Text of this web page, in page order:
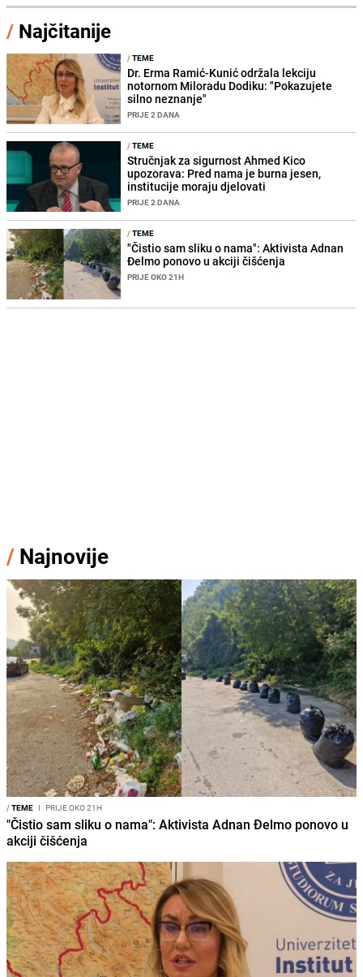
/ Najčitanije
/TEME
Dr. Erma Ramić-Kunić održala lekciju
notornom Miloradu Dodiku: "Pokazujete
silno neznanje"
PRIJE 2 DANA
/TEME
Stručnjak za sigurnost Ahmed Kico
upozorava: Pred nama je burna jesen,
institucije moraju djelovati
PRIJE 2 DANA
/TEME
"Čistio sam sliku o nama": Aktivista Adnan
Đelmo ponovo u akciji čišćenja
PRIJE OKO 21H
/ Najnovije
/TEME I PRIJE OKO 21H
"Čistio sam sliku o nama": Aktivista Adnan Đelmo ponovo u
akciji čišćenja